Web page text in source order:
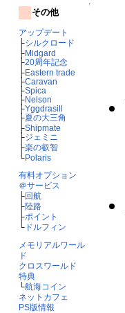
↑
その他
アップデート
├シルクロード
├Midgard
├20周年記念
├Eastern trade
├Caravan
├Spica
├Nelson
├Yggdrasill
├夏の大三角
├Shipmate
├ジェミニ
├楽の叡智
└Polaris
有料オプション
＠サービス
├回航
├陸路
├ポイント
└ドルフィン
メモリアルワール
ド
クロスワールド
特典
└航海コイン
ネットカフェ
PS版情報